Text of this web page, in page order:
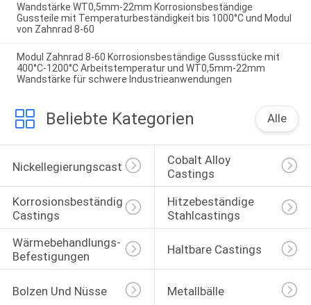
Wandstärke WT0,5mm-22mm Korrosionsbeständige
Gussteile mit Temperaturbeständigkeit bis 1000°C und Modul
von Zahnrad 8-60
Modul Zahnrad 8-60 Korrosionsbeständige Gussstücke mit
400°C-1200°C Arbeitstemperatur und WT0,5mm-22mm
Wandstärke für schwere Industrieanwendungen
Beliebte Kategorien Alle
Nickellegierungscasting
Cobalt Alloy
Castings
Korrosionsbeständige
Castings
Hitzebeständige
Stahlcastings
Wärmebehandlungs-
Befestigungen
Haltbare Castings
Bolzen Und Nüsse Metallbälle